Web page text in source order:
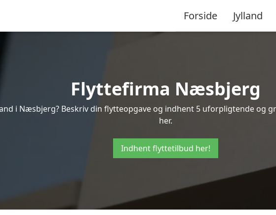
Forside Jylland
Flyttefirma Næsbjerg
i Næsbjerg? Beskriv din flytteopgave og indhent 5 uforpligtende og
her.
Indhent flyttetilbud her!